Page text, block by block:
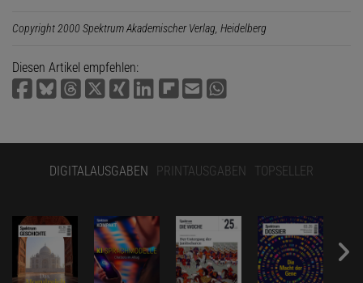
Copyright 2000 Spektrum Akademischer Verlag, Heidelberg
Diesen Artikel empfehlen:
DIGITALAUSGABEN PRINTAUSGABEN TOPSELLER